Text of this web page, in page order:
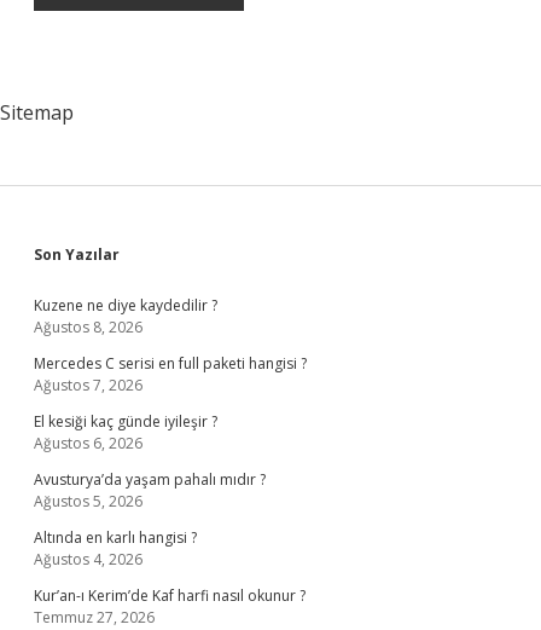
Sitemap
Sidebar
Son Yazılar
Kuzene ne diye kaydedilir ?
Ağustos 8, 2026
Mercedes C serisi en full paketi hangisi ?
Ağustos 7, 2026
El kesiği kaç günde iyileşir ?
Ağustos 6, 2026
Avusturya’da yaşam pahalı mıdır ?
Ağustos 5, 2026
Altında en karlı hangisi ?
Ağustos 4, 2026
Kur’an-ı Kerim’de Kaf harfi nasıl okunur ?
Temmuz 27, 2026